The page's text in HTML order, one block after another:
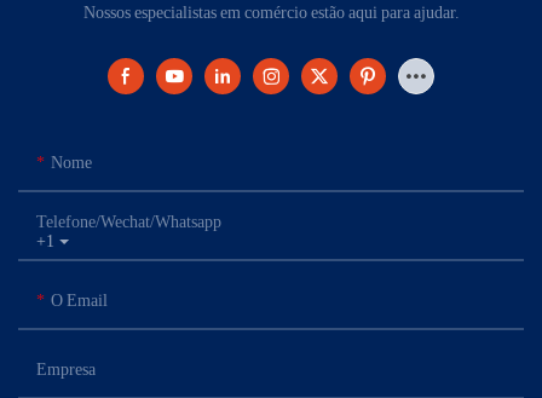
Nossos especialistas em comércio estão aqui para ajudar.
Nome
+1
Telefone/Wechat/Whatsapp
O Email
Empresa